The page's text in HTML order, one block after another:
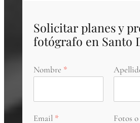
Solicitar planes y
fotógrafo en Santo
Nombre
Email Fotos